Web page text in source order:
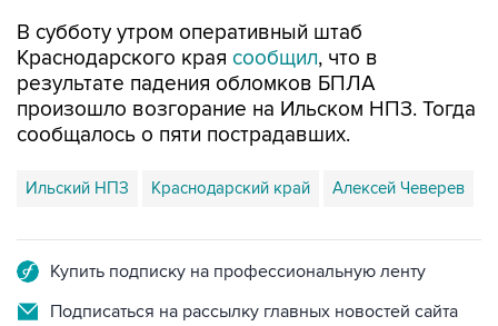
В субботу утром оперативный штаб
Краснодарского края сообщил, что в
результате падения обломков БПЛА
произошло возгорание на Ильском НПЗ. Тогда
сообщалось о пяти пострадавших.
Ильский НПЗ Краснодарский край Алексей Чеверев
Купить подписку на профессиональную ленту
Подписаться на рассылку главных новостей сайта